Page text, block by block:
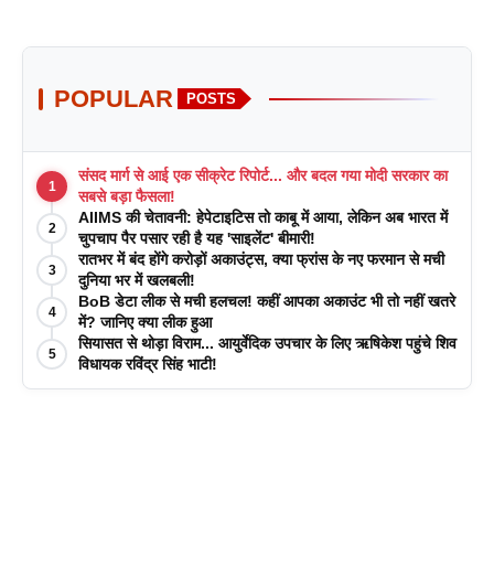
POPULAR POSTS
1
संसद मार्ग से आई एक सीक्रेट रिपोर्ट... और बदल गया मोदी सरकार का
सबसे बड़ा फैसला!
2
AIIMS की चेतावनी: हेपेटाइटिस तो काबू में आया, लेकिन अब भारत में
चुपचाप पैर पसार रही है यह 'साइलेंट' बीमारी!
3
रातभर में बंद होंगे करोड़ों अकाउंट्स, क्या फ्रांस के नए फरमान से मची
दुनिया भर में खलबली!
4
BoB डेटा लीक से मची हलचल! कहीं आपका अकाउंट भी तो नहीं खतरे
में? जानिए क्या लीक हुआ
5
सियासत से थोड़ा विराम... आयुर्वेदिक उपचार के लिए ऋषिकेश पहुंचे शिव
विधायक रविंद्र सिंह भाटी!